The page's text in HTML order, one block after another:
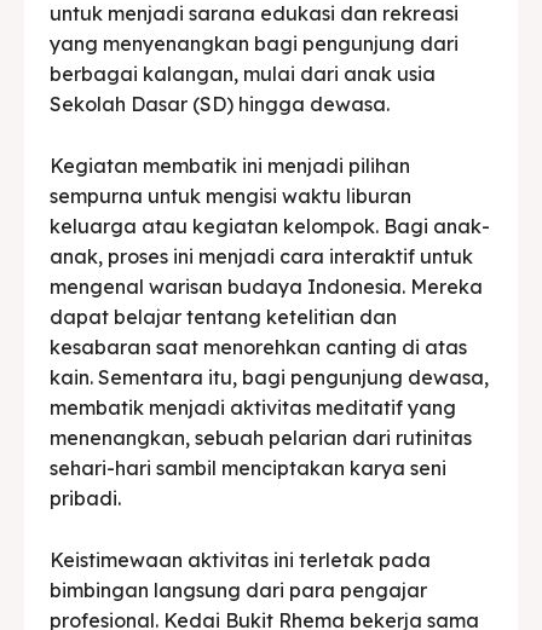
untuk menjadi sarana edukasi dan rekreasi
yang menyenangkan bagi pengunjung dari
berbagai kalangan, mulai dari anak usia
Sekolah Dasar (SD) hingga dewasa.
Kegiatan membatik ini menjadi pilihan
sempurna untuk mengisi waktu liburan
keluarga atau kegiatan kelompok. Bagi anak-
anak, proses ini menjadi cara interaktif untuk
mengenal warisan budaya Indonesia. Mereka
dapat belajar tentang ketelitian dan
kesabaran saat menorehkan canting di atas
kain. Sementara itu, bagi pengunjung dewasa,
membatik menjadi aktivitas meditatif yang
menenangkan, sebuah pelarian dari rutinitas
sehari-hari sambil menciptakan karya seni
pribadi.
Keistimewaan aktivitas ini terletak pada
bimbingan langsung dari para pengajar
profesional. Kedai Bukit Rhema bekerja sama